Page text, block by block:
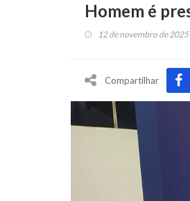
Homem é
12 de novembro de 2025
Compartilhar